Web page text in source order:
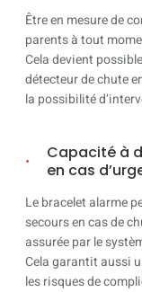
Être en mesure de
parents à tout
Cela devient
détecteur de chute
la possibilité
Capacité à
en cas
Le bracelet alarme
secours en cas de
assurée par le
Cela garantit aussi
les risques de